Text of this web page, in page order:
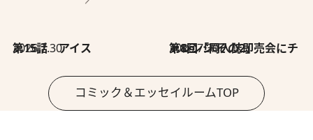
2026.7.30
第15話 アイス 2026.7.30
第8回「同人誌即売会にチャレンジ その2」
コミック＆エッセイルームTOP